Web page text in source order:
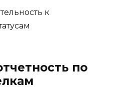
к
по